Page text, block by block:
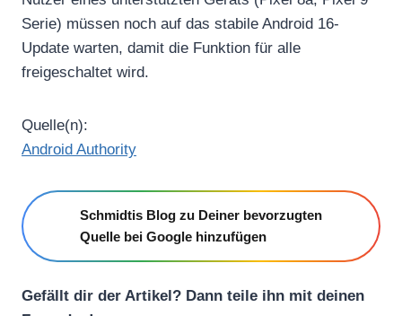
Serie) müssen noch auf das stabile Android 16-
Update warten, damit die Funktion für alle
freigeschaltet wird.
Quelle(n):
Android Authority
Schmidtis Blog zu Deiner bevorzugten
Quelle bei Google hinzufügen
Gefällt dir der Artikel? Dann teile ihn mit deinen